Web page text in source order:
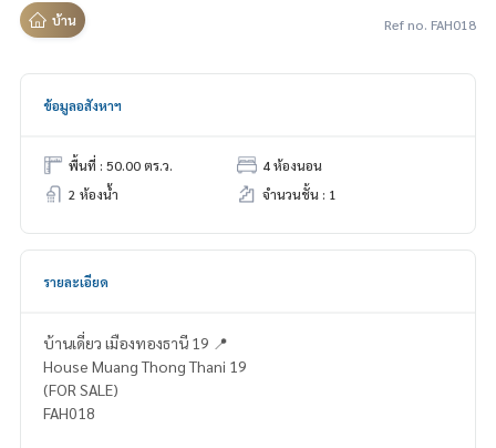
บ้าน Ref no. FAH018
ข้อมูลอสังหาฯ
พื้นที่ : 50.00 ตร.ว.
4 ห้องนอน
2 ห้องน้ำ
จำนวนชั้น : 1
รายละเอียด
บ้านเดี่ยว เมืองทองธานี 19 📍
House Muang Thong Thani 19
(FOR SALE)
FAH018